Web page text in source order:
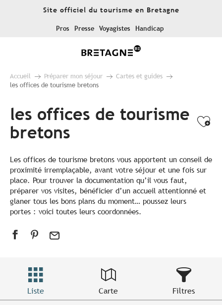
Site officiel du tourisme en Bretagne
Pros Presse Voyagistes Handicap
Accueil Préparer mon séjour
Cartes et guides
les offices de tourisme bretons
les offices de tourisme
bretons
Les offices de tourisme bretons vous apportent un conseil de
proximité irremplaçable, avant votre séjour et une fois sur
place. Pour trouver la documentation qu’il vous faut,
préparer vos visites, bénéficier d’un accueil attentionné et
glaner tous les bons plans du moment… poussez leurs
portes : voici toutes leurs coordonnées.
Liste Carte Filtres